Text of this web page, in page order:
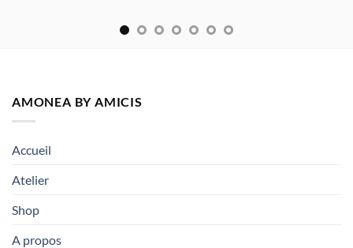
AMONEA BY AMICIS
Accueil
Atelier
Shop
A propos